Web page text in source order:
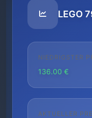
LEGO
NIEDRIGSTER
136.00 €
AKTUELLER